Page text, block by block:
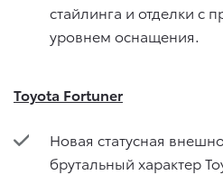
стайлинга и отделки с
уровнем оснащения.
Toyota Fortuner
Новая статусная
брутальный характер